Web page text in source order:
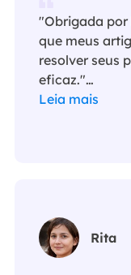
"Obrigada por
que meus
resolver seus
eficaz."…
Leia mais
Rita